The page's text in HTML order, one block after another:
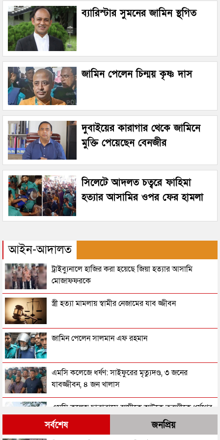
ব্যারিস্টার সুমনের জামিন স্থগিত
জামিন পেলেন চিন্ময় কৃষ্ণ দাস
দুবাইয়ের কারাগার থেকে জামিনে
মুক্তি পেয়েছেন বেনজীর
সিলেটে আদলত চত্বরে ফাহিমা
হত্যার আসামির ওপর ফের হামলা
আইন-আদালত
ট্রাইব্যুনালে হাজির করা হয়েছে জিয়া হত্যার আসামি
মোজাফফরকে
স্ত্রী হত্যা মামলায় স্বামীর নেজামের যাব জ্জীবন
জামিন পেলেন সালমান এফ রহমান
এমসি কলেজে ধর্ষণ: সাইফুরের মৃত্যুদণ্ড, ৩ জনের
যাবজ্জীবন, ৪ জন খালাস
এম‌সি কলেজ ছাত্রাবাসে স্বামীকে আটকে তরুণীকে ধর্ষণের
মামলার রায় আজ
সর্বশেষ জনপ্রিয়